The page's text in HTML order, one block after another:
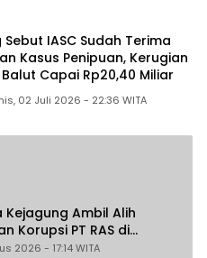
Sebut IASC Sudah Terima
Kasus Penipuan, Kerugian
Capai Rp20,40 Miliar
Kamis, 02 Juli 2026 - 22:36 WITA
Kejagung Ambil Alih
Korupsi PT RAS di
2026 - 17:14 WITA